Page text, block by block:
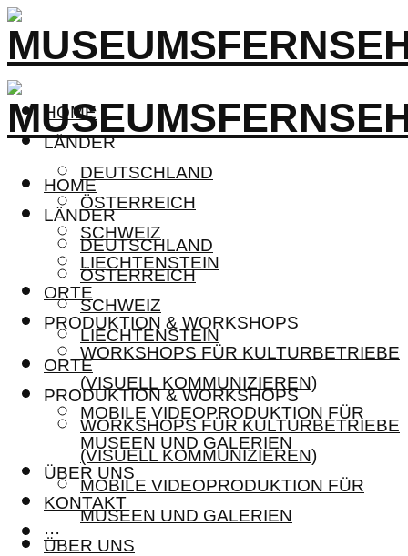
HOME
LÄNDER
DEUTSCHLAND
ÖSTERREICH
SCHWEIZ
LIECHTENSTEIN
ORTE
PRODUKTION & WORKSHOPS
WORKSHOPS FÜR KULTURBETRIEBE
(VISUELL KOMMUNIZIEREN)
MOBILE VIDEOPRODUKTION FÜR
MUSEEN UND GALERIEN
ÜBER UNS
KONTAKT
···
HOME
LÄNDER
DEUTSCHLAND
ÖSTERREICH
SCHWEIZ
LIECHTENSTEIN
ORTE
PRODUKTION & WORKSHOPS
WORKSHOPS FÜR KULTURBETRIEBE
(VISUELL KOMMUNIZIEREN)
MOBILE VIDEOPRODUKTION FÜR
MUSEEN UND GALERIEN
ÜBER UNS